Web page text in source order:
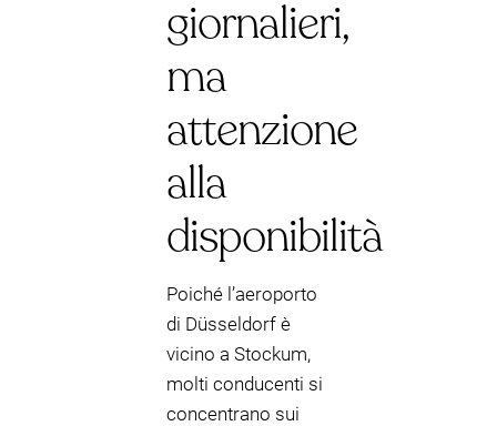
giornalieri,
ma
attenzione
alla
disponibilità
Poiché l’aeroporto
di Düsseldorf è
vicino a Stockum,
molti conducenti si
concentrano sui